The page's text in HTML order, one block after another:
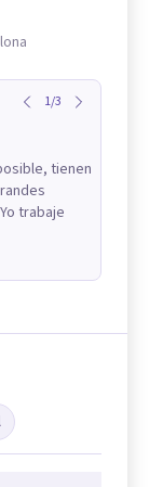
1/3
tienen
trabaje